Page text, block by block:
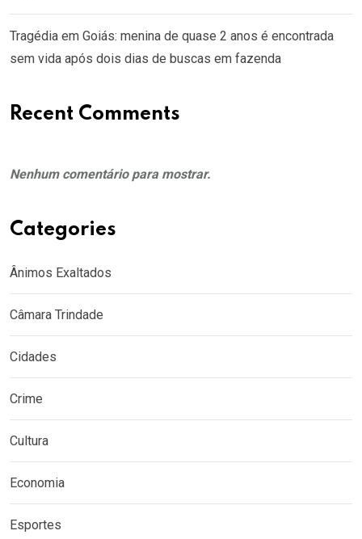
Tragédia em Goiás: menina de quase 2 anos é encontrada
sem vida após dois dias de buscas em fazenda
Recent Comments
Nenhum comentário para mostrar.
Categories
Ânimos Exaltados
Câmara Trindade
Cidades
Crime
Cultura
Economia
Esportes